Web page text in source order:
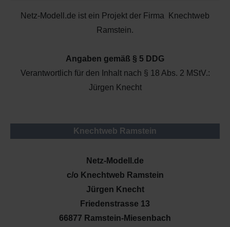
Netz-Modell.de ist ein Projekt der Firma Knechtweb
Ramstein.
Angaben gemäß § 5 DDG
Verantwortlich für den Inhalt nach § 18 Abs. 2 MStV.:
Jürgen Knecht
Knechtweb Ramstein
Netz-Modell.de
c/o Knechtweb Ramstein
Jürgen Knecht
Friedenstrasse 13
66877 Ramstein-Miesenbach